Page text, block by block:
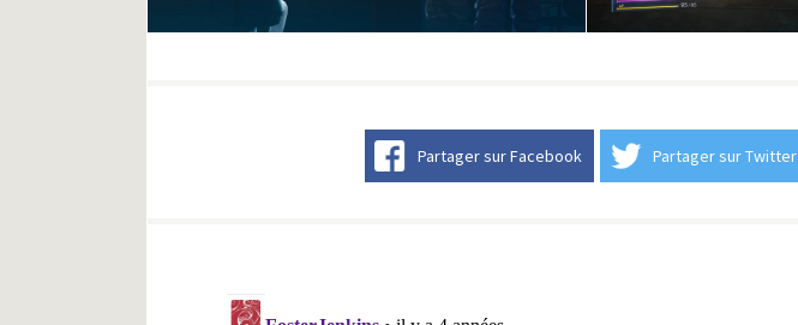
Partager sur Facebook Partager sur Twitter